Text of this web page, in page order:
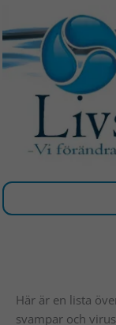
till
innehåll
Här är en lista
svampar och